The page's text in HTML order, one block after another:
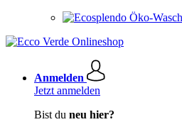
Öko-
Anmelden
Jetzt anmelden
Bist du neu hier?